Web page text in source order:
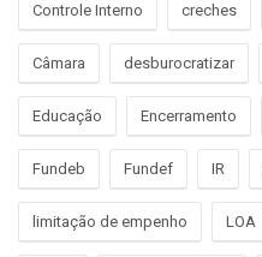
Controle Interno creches
Câmara desburocratizar
Educação Encerramento
Fundeb Fundef IR
limitação de empenho LOA